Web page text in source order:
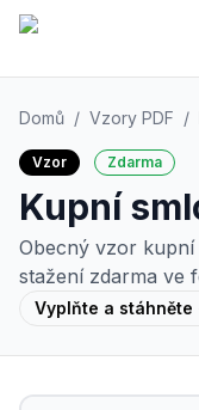
Domů / Vzory PDF /
Vzor Zdarma
Kupní
Obecný vzor kupní
stažení zdarma ve
Vyplňte a stáhněte